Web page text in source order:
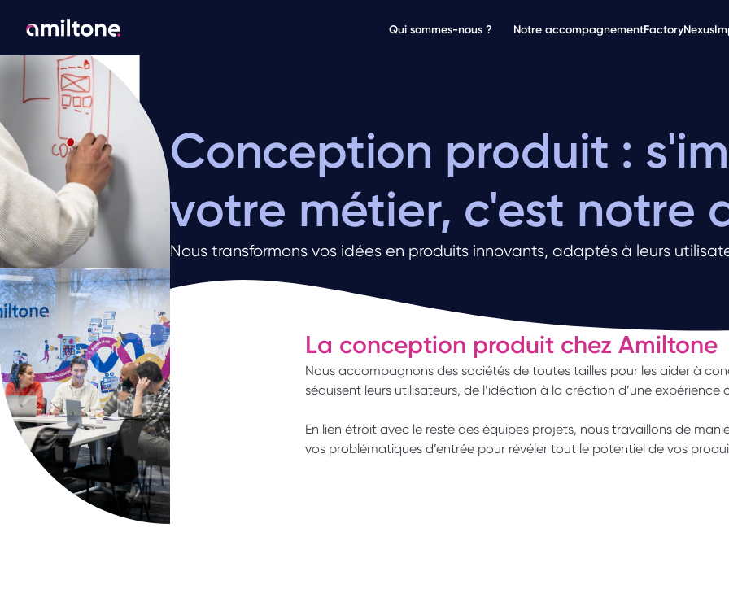
Qui sommes-nous ? Notre accompagnementFactoryNexus
Conception produit :
votre métier, c'est notre
Nous transformons vos idées en produits innovants, adaptés à leurs
La conception produit chez Amiltone
Nous accompagnons des sociétés de toutes tailles pour les aider à
séduisent leurs utilisateurs, de l’idéation à la création d’une expérience
En lien étroit avec le reste des équipes projets, nous travaillons de
vos problématiques d’entrée pour révéler tout le potentiel de vos